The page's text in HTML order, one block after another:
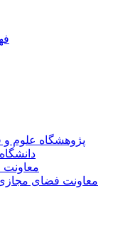
پژوهشگاه علوم
معاونت
معاونت فضای مجازی